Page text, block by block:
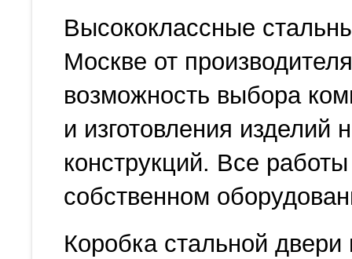
Высококлассные
Москве от
возможность выбора
и изготовления изделий
конструкций. Все
собственном
Коробка стальной